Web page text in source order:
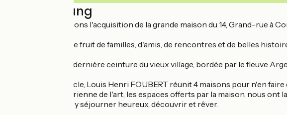
Beschreibung
En 2019, nous faisions l'acquisition de la grande maison du 14, Grand-rue
Cette maison est le fruit de familles, d'amis, de rencontres et de belles
Elle se situe sur la dernière ceinture du vieux village, bordée par le fleuve
A la fin du XIXe siècle, Louis Henri FOUBERT réunit 4 maisons pour n'en
Historien et Historienne de l'art, les espaces offerts par la maison, nous
vous y sentir bien, y séjourner heureux, découvrir et rêver.